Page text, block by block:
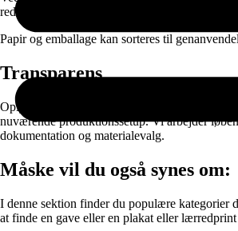
reducerer vi spild og unødvendig
Papir og emballage kan sorteres til
Transparens
Oplysningerne er baseret på data fra vores
nuværende produktionssetup. Vi arbejder
dokumentation og materialevalg.
Måske vil du også synes om:
I denne sektion finder du populære kategorier
at finde en gave eller en plakat eller